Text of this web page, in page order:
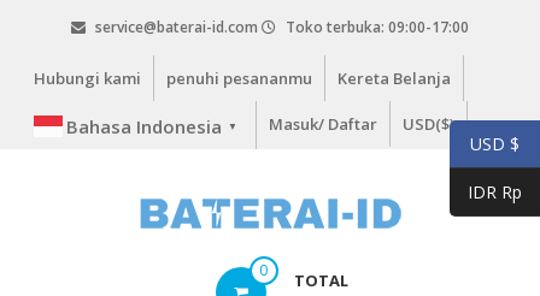
service@baterai-id.com Toko terbuka: 09:00-17:00
Hubungi kami penuhi pesananmu Kereta Belanja
Bahasa Indonesia ▼ Masuk/ Daftar USD($)
0 TOTAL
USD $
IDR Rp